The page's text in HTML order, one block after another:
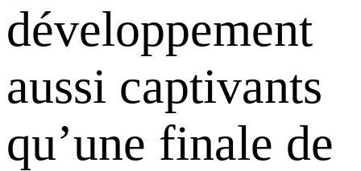
développement
aussi captivants
qu’une finale de